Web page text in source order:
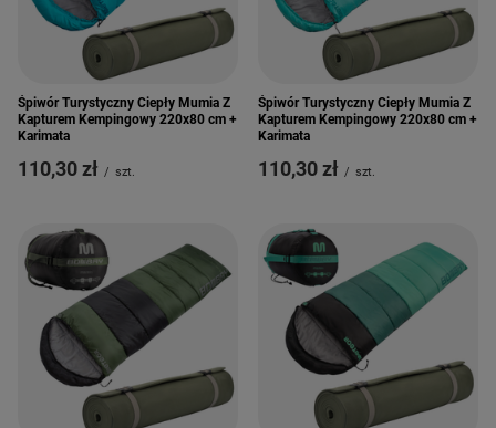
Śpiwór Turystyczny Ciepły Mumia Z
Kapturem Kempingowy 220x80 cm +
Karimata
110,30 zł / szt.
Śpiwór Turystyczny Ciepły Mumia Z
Kapturem Kempingowy 220x80 cm +
Karimata
110,30 zł / szt.